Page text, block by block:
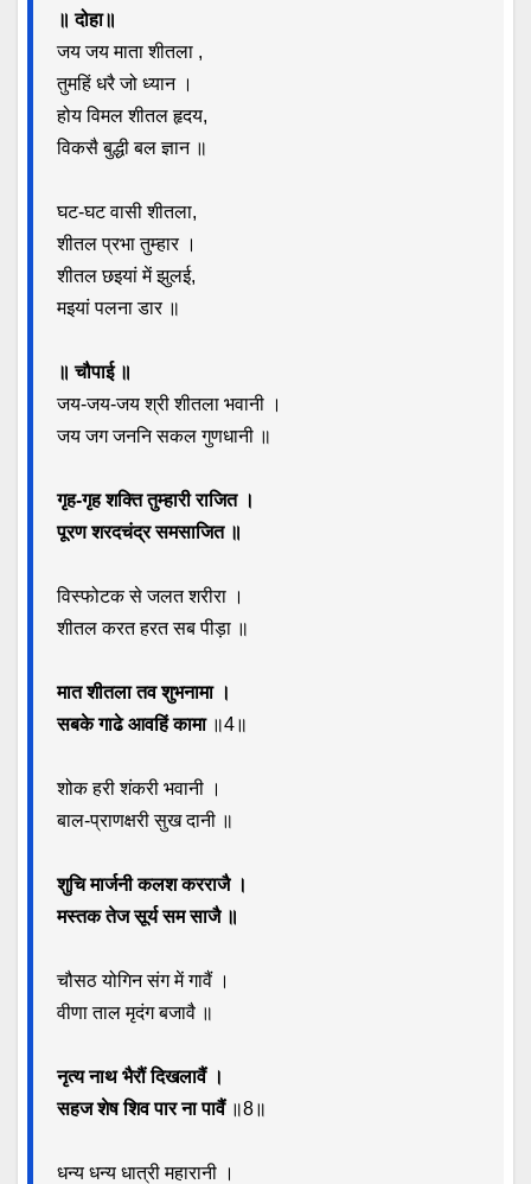
k॥ दोहा॥
जय जय माता शीतला ,
तुमहिं धरै जो ध्यान ।
होय विमल शीतल हृदय,
विकसै बुद्धी बल ज्ञान ॥
घट-घट वासी शीतला,
शीतल प्रभा तुम्हार ।
शीतल छइयां में झुलई,
मइयां पलना डार ॥
॥ चौपाई ॥
जय-जय-जय श्री शीतला भवानी ।
जय जग जननि सकल गुणधानी ॥
गृह-गृह शक्ति तुम्हारी राजित ।
पूरण शरदचंद्र समसाजित ॥
विस्फोटक से जलत शरीरा ।
शीतल करत हरत सब पीड़ा ॥
मात शीतला तव शुभनामा ।
सबके गाढे आवहिं कामा ॥4॥
शोक हरी शंकरी भवानी ।
बाल-प्राणक्षरी सुख दानी ॥
शुचि मार्जनी कलश करराजै ।
मस्तक तेज सूर्य सम साजै ॥
चौसठ योगिन संग में गावैं ।
वीणा ताल मृदंग बजावै ॥
नृत्य नाथ भैरौं दिखलावैं ।
सहज शेष शिव पार ना पावैं॥8॥
धन्य धन्य धात्री महारानी ।